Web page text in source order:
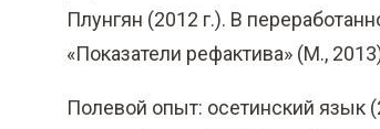
Плунгян (2012 г.). В
«Показатели рефактива» (М.,
Полевой опыт: осетинский язык